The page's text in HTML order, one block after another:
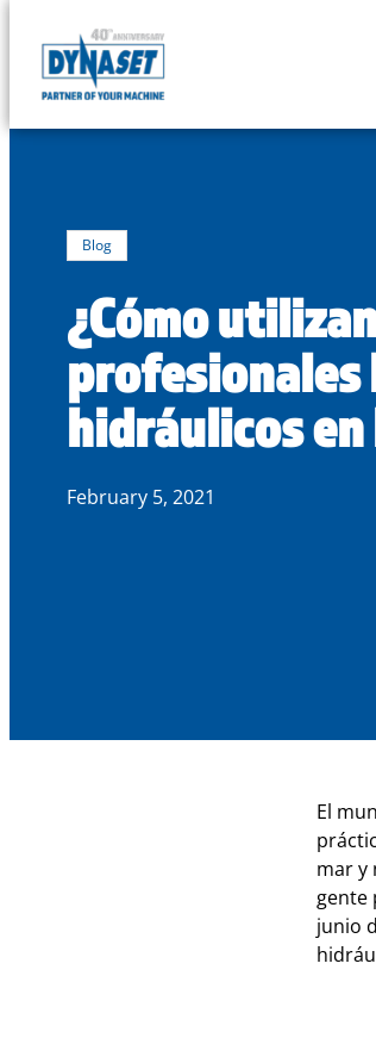
Skip
DYNASET
Blog
¿Cómo
profesionales
hidráulicos en
February 5, 2021
El
mar y
gente
junio